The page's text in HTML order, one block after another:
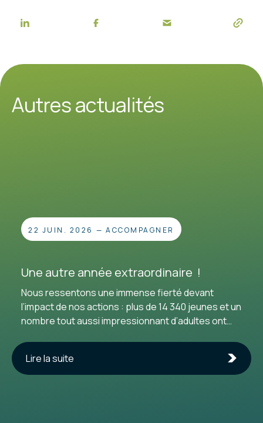
Autres actualités
22 JUIN. 2026 — ACCOMPAGNER
Une autre année extraordinaire !
Nous ressentons une immense fierté devant
l’impact de nos actions : plus de 14 340 jeunes et un
nombre tout aussi impressionnant d’adultes ont
notre profonde gratitude envers toutes les
personnes qui continuent de nous accorder leur
Lire la suite